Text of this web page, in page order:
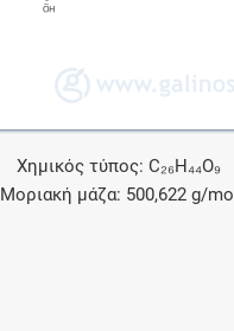
Χημικός τύπος: C₂₆H₄₄O₉
Μοριακή μάζα: 500,622 g/mol